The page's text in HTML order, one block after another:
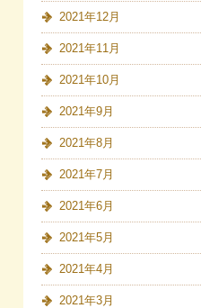
2021年12月
2021年11月
2021年10月
2021年9月
2021年8月
2021年7月
2021年6月
2021年5月
2021年4月
2021年3月